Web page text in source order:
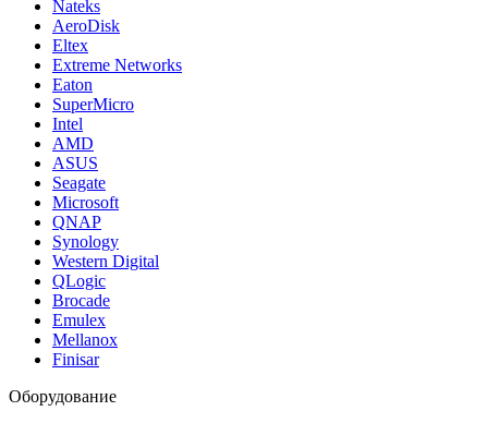
Nateks
AeroDisk
Eltex
Extreme Networks
Eaton
SuperMicro
Intel
AMD
ASUS
Seagate
Microsoft
QNAP
Synology
Western Digital
QLogic
Brocade
Emulex
Mellanox
Finisar
Оборудование